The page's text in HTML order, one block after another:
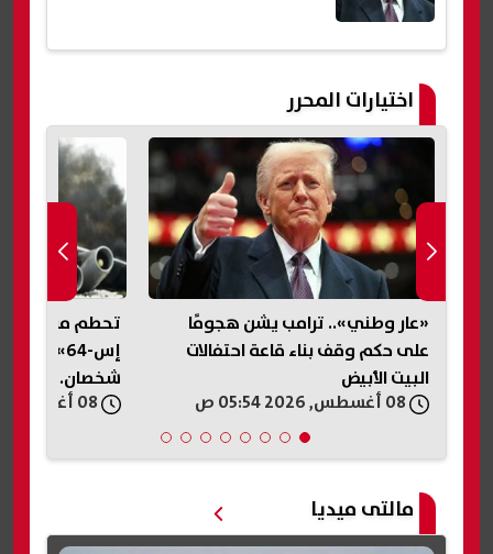
اختيارات المحرر
«عار وطني».. ترامب يشن هجومًا
على حكم وقف بناء قاعة احتفالات
البيت الأبيض
تحطم مروحية
إس-64»
شخصان..
مالتى ميديا